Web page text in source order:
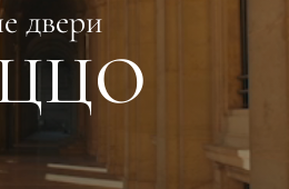
двери